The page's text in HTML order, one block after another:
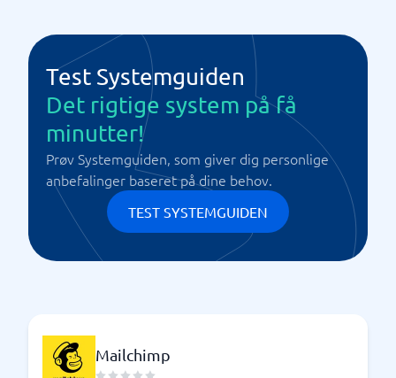
Test Systemguiden
Det rigtige system på få
minutter!
Prøv Systemguiden, som giver dig personlige
anbefalinger baseret på dine behov.
TEST SYSTEMGUIDEN
Mailchimp